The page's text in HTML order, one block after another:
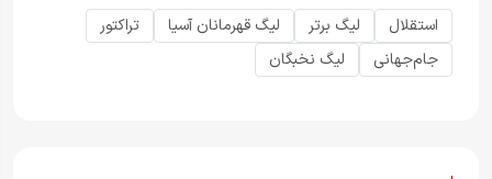
استقلال لیگ برتر لیگ قهرمانان آسیا
تراکتور
جام‌جهانی
لیگ نخبگان